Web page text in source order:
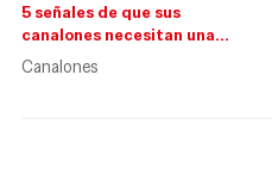
5 señales de que sus
canalones necesitan una
limpieza
Canalones